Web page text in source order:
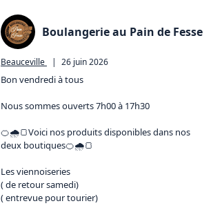
Boulangerie au Pain de Fesse
Beauceville | 26 juin 2026
Bon vendredi à tous
Nous sommes ouverts 7h00 à 17h30
🍊🌧🍞Voici nos produits disponibles dans nos
deux boutiques🍊🌧🍞
Les viennoiseries
( de retour samedi)
( entrevue pour tourier)